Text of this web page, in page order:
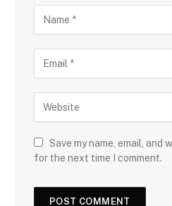
Save my name, email, and
for the next time I comment.